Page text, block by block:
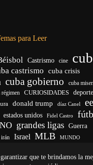
que te brindamos la
para Leer
Castrismo cine
castrismo cuba crisis
cuba gobierno cuba
régimen CURIOSIDADES
donald trump díaz Canel
estados unidos Fidel Castro
grandes ligas Guerra
irán Israel MLB MUNDO
Ucrania venezuela vida